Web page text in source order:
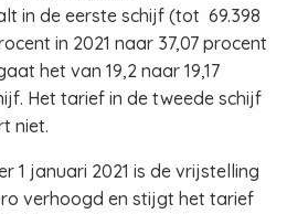
in de eerste schijf (tot 69.398
in 2021 naar 37,07 procent
het van 19,2 naar 19,17
Het tarief in de tweede schijf
niet.
1 januari 2021 is de vrijstelling
verhoogd en stijgt het tarief